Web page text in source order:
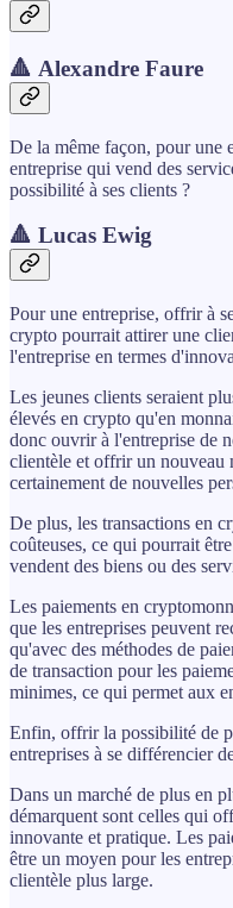
🔺 Alexandre Faure
De la même façon, pour une
entreprise qui vend des
possibilité à ses clients ?
🔺 Lucas Ewig
Pour une entreprise, offrir à
crypto pourrait attirer une
l'entreprise en termes
Les jeunes clients seraient
élevés en crypto qu'en
donc ouvrir à l'entreprise de
clientèle et offrir un nouveau
certainement de nouvelles
De plus, les transactions en
coûteuses, ce qui pourrait
vendent des biens ou des
Les paiements en
que les entreprises peuvent
qu'avec des méthodes de
de transaction pour les
minimes, ce qui permet aux
Enfin, offrir la possibilité de
entreprises à se différencier
Dans un marché de plus en
démarquent sont celles qui
innovante et pratique. Les
être un moyen pour les
clientèle plus large.